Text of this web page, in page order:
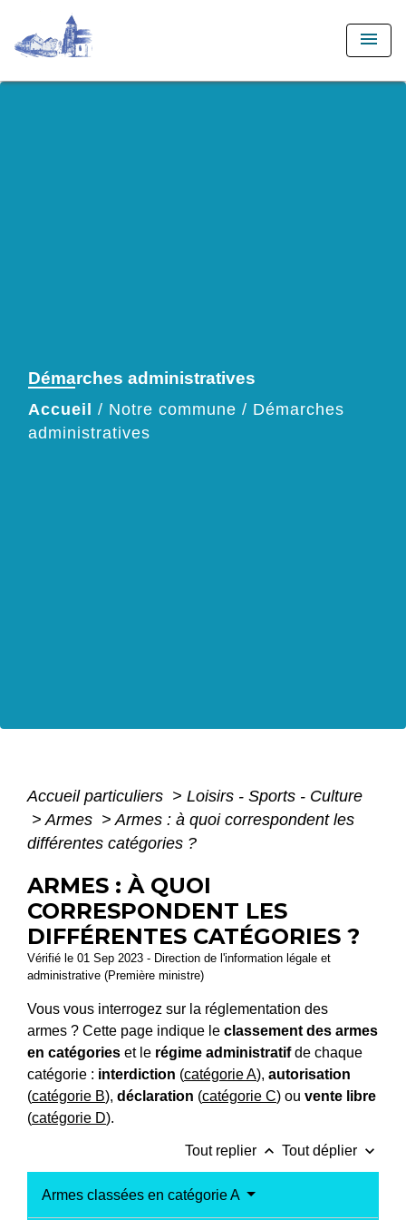
menu
Démarches administratives
Accueil / Notre commune / Démarches
administratives
Accueil particuliers > Loisirs - Sports - Culture
> Armes > Armes : à quoi correspondent les
différentes catégories ?
ARMES : À QUOI
CORRESPONDENT LES
DIFFÉRENTES CATÉGORIES ?
Vérifié le 01 Sep 2023 - Direction de l'information légale et
administrative (Première ministre)
Vous vous interrogez sur la réglementation des
armes ? Cette page indique le classement des armes
en catégories et le régime administratifde chaque
catégorie : interdiction (catégorie A), autorisation
(catégorie B), déclaration (catégorie C) ou vente libre
(catégorie D).
Tout replier keyboard_arrow_up Tout déplier keyboard_arrow_down
Armes classées en catégorie A